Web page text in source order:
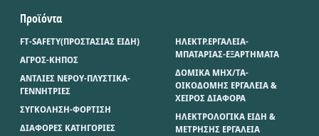
Προϊόντα
FT-SAFETY(ΠΡΟΣΤΑΣΙΑΣ ΕΙΔΗ)
ΑΓΡΟΣ-ΚΗΠΟΣ
ΑΝΤΛΙΕΣ ΝΕΡΟΥ-ΠΛΥΣΤΙΚΑ-
ΓΕΝΝΗΤΡΙΕΣ
ΣΥΓΚΟΛΗΣΗ-ΦΟΡΤΙΣΗ
ΔΙΑΦΟΡΕΣ ΚΑΤΗΓΟΡΙΕΣ
ΗΛΕΚΤΡ.ΕΡΓΑΛΕΙΑ-
ΜΠΑΤΑΡΙΑΣ-ΕΞΑΡΤΗΜΑΤΑ
ΔΟΜΙΚΑ ΜΗΧ/ΤΑ-
ΟΙΚΟΔΟΜΗΣ ΕΡΓΑΛΕΙΑ &
ΧΕΙΡΟΣ ΔΙΑΦΟΡΑ
ΗΛΕΚΤΡΟΛΟΓΙΚΑ ΕΙΔΗ &
ΜΕΤΡΗΣΗΣ ΕΡΓΑΛΕΙΑ